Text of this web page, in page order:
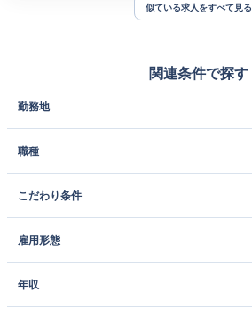
似ている求人をすべて見る
関連条件で探す
勤務地
職種
こだわり条件
雇用形態
年収